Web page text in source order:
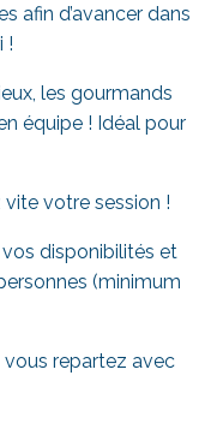
afin d’avancer dans
!
les gourmands
équipe ! Idéal pour
vite votre session !
disponibilités et
(minimum
vous repartez avec